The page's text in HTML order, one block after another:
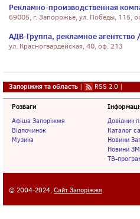
Рекламно-производственная
69005, г. Запорожье, ул. Победы, 115,
АДВ-Группа, рекламное
ул. Красногвардейская, 40, оф. 213
Запоріжжя та область | RSS 2.0 |
Розваги
Афіша Запоріжжя
Відпочинок
Музика
Довідник
Каталог
Новини
Новини
ТВ-
© 2004-2024, Сайт Запоріжжя.